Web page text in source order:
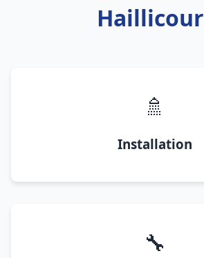
🚿
Installation
🔧